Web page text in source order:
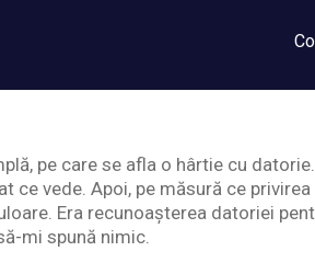
pe care se afla o hârtie cu
ce vede. Apoi, pe măsură ce
Era recunoașterea datoriei
mi spună nimic.